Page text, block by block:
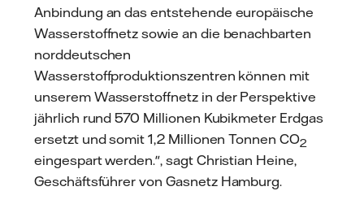
Anbindung an das entstehende europäische
Wasserstoffnetz sowie an die benachbarten
norddeutschen
Wasserstoffproduktionszentren können mit
unserem Wasserstoffnetz in der Perspektive
jährlich rund 570 Millionen Kubikmeter Erdgas
ersetzt und somit 1,2 Millionen Tonnen CO2
eingespart werden.", sagt Christian Heine,
Geschäftsführer von Gasnetz Hamburg.